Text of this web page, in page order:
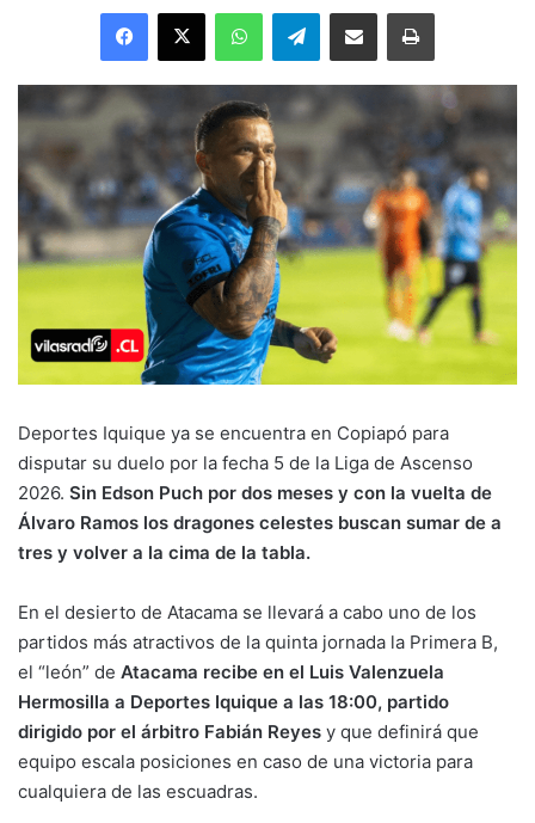
Facebook
X WhatsAppTelegramEnviar vía email Imprimir
Deportes Iquique ya se encuentra en Copiapó para
disputar su duelo por la fecha 5 de la Liga de Ascenso
2026. Sin Edson Puch por dos meses y con la vuelta de
Álvaro Ramos los dragones celestes buscan sumar de a
tres y volver a la cima de la tabla.
En el desierto de Atacama se llevará a cabo uno de los
partidos más atractivos de la quinta jornada la Primera B,
el “león” de Atacama recibe en el Luis Valenzuela
Hermosilla a Deportes Iquique a las 18:00, partido
dirigido por el árbitro Fabián Reyes y que definirá que
equipo escala posiciones en caso de una victoria para
cualquiera de las escuadras.